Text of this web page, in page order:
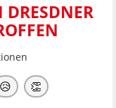
DRESDNER
😥 👏